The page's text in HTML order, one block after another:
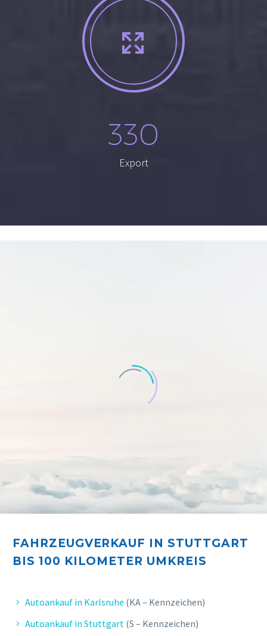


330
Export
E. FELIX
schnelle und unkomplizierte Bearbeitung.
FAHRZEUGVERKAUF IN STUTTGART
BIS 100 KILOMETER UMKREIS
Autoankauf in Karlsruhe (KA – Kennzeichen)
Autoankauf in Stuttgart (S – Kennzeichen)